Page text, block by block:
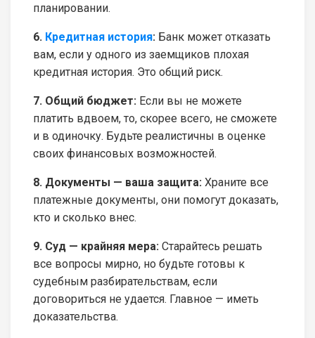
планировании.
6. Кредитная история: Банк может отказать
вам, если у одного из заемщиков плохая
кредитная история. Это общий риск.
7. Общий бюджет: Если вы не можете
платить вдвоем, то, скорее всего, не сможете
и в одиночку. Будьте реалистичны в оценке
своих финансовых возможностей.
8. Документы — ваша защита: Храните все
платежные документы, они помогут доказать,
кто и сколько внес.
9. Суд — крайняя мера: Старайтесь решать
все вопросы мирно, но будьте готовы к
судебным разбирательствам, если
договориться не удается. Главное — иметь
доказательства.